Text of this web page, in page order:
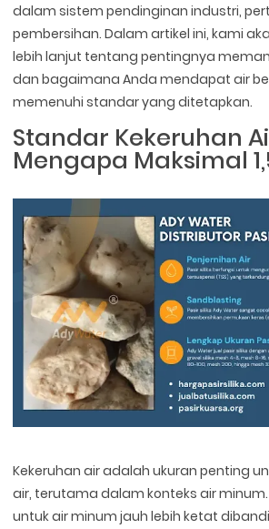
dalam sistem pendinginan industri,
pembersihan. Dalam artikel ini, kami
lebih lanjut tentang pentingnya
dan bagaimana Anda mendapat air
memenuhi standar yang ditetapkan.
Standar Kekeruhan
Mengapa Maksimal
Kekeruhan air adalah ukuran penting
air, terutama dalam konteks air
untuk air minum jauh lebih ketat